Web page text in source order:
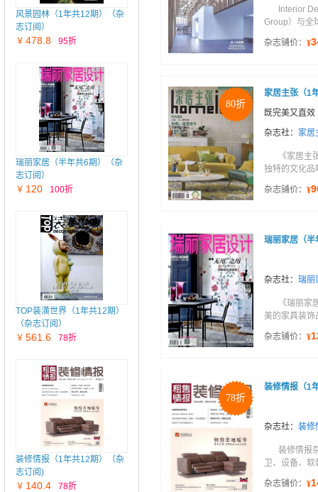
风景园林（1年共12期）（杂
志订阅）
￥ 478.8 95折
瑞丽家居（半年共6期）（杂
志订阅）
￥ 120 100折
TOP装潢世界（1年共12期）
（杂志订阅）
￥ 561.6 78折
装修情报（1年共12期）（杂
志订阅)
￥ 140.4 78折
Interior
Group）与全
杂志铺价： ¥
80折
家居主张（1
既完美又直效
杂志社： 家居
《家居
独特的文化品
杂志铺价： ¥
瑞丽家居（半
杂志社： 瑞丽
《瑞丽
美的家具装饰
杂志铺价： ¥
78折
装修情报（1
杂志社： 装修
装修情报
卫、设备、
杂志铺价： ¥